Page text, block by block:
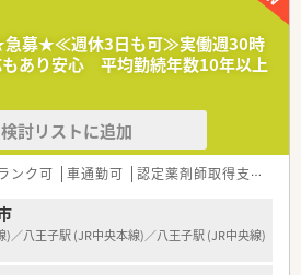
★急募★≪週休3日も可≫実働週30時
あり安心 平均勤続年数10年以上
検討リストに追加
ンク可 車通勤可 認定薬剤師取得支援あり
)／八王子駅 (JR中央本線)／八王子駅 (JR中央線)